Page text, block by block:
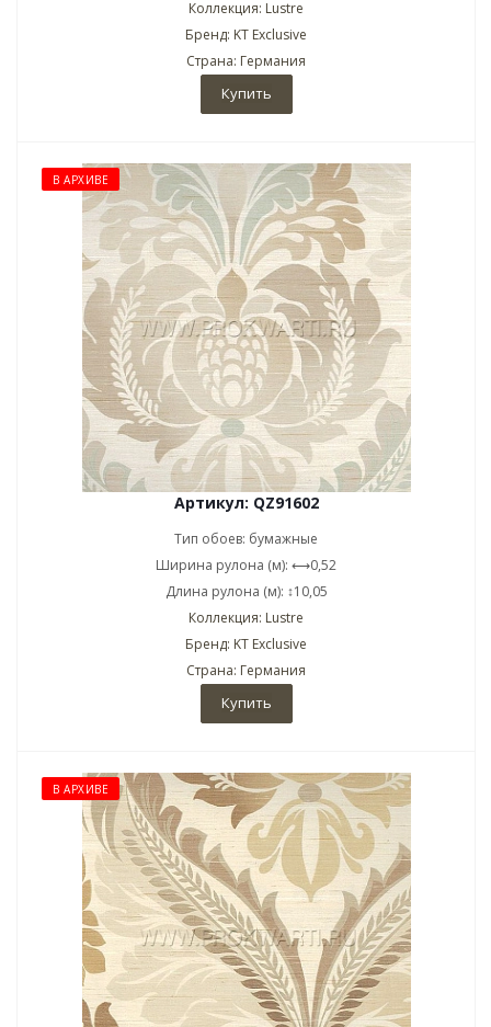
Коллекция: Lustre
Бренд: KT Exclusive
Страна: Германия
Купить
В АРХИВЕ
Артикул: QZ91602
Тип обоев: бумажные
Ширина рулона (м): ⟷0,52
Длина рулона (м): ↕10,05
Коллекция: Lustre
Бренд: KT Exclusive
Страна: Германия
Купить
В АРХИВЕ